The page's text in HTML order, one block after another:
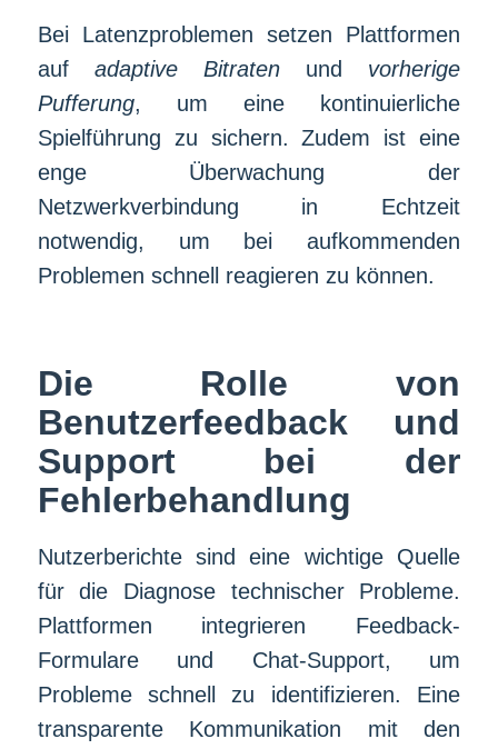
Bei Latenzproblemen setzen Plattformen
auf adaptive Bitraten und vorherige
Pufferung, um eine kontinuierliche
Spielführung zu sichern. Zudem ist eine
enge Überwachung der
Netzwerkverbindung in Echtzeit
notwendig, um bei aufkommenden
Problemen schnell reagieren zu können.
Die Rolle von
Benutzerfeedback und
Support bei der
Fehlerbehandlung
Nutzerberichte sind eine wichtige Quelle
für die Diagnose technischer Probleme.
Plattformen integrieren Feedback-
Formulare und Chat-Support, um
Probleme schnell zu identifizieren. Eine
transparente Kommunikation mit den